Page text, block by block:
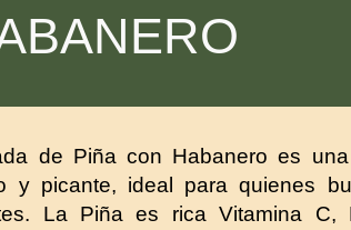
de Piña con Habanero es
y picante, ideal para quienes
La Piña es rica Vitamina C,